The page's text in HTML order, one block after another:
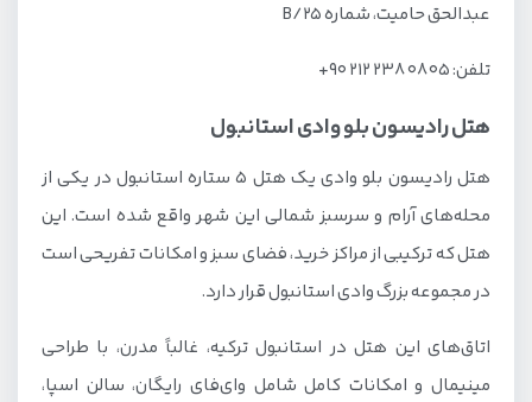
عبدالحق حامیت، شماره B/25
تلفن: 05 08 238 212 90+
هتل رادیسون بلو وادی استانبول
هتل رادیسون بلو وادی یک هتل 5 ستاره استانبول در یکی از
محله‌های آرام و سرسبز شمالی این شهر واقع شده است. این
هتل که ترکیبی از مراکز خرید، فضای سبز و امکانات تفریحی است
در مجموعه بزرگ وادی استانبول قرار دارد.
اتاق‌های این هتل در استانبول ترکیه، غالباً مدرن، با طراحی
مینیمال و امکانات کامل شامل وای‌فای رایگان، سالن اسپا،